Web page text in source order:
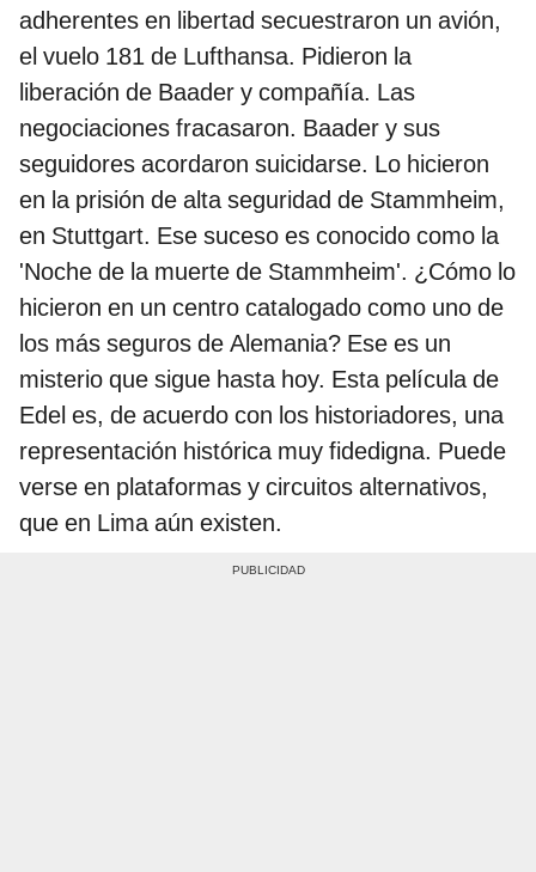
adherentes en libertad secuestraron un avión,
el vuelo 181 de Lufthansa. Pidieron la
liberación de Baader y compañía. Las
negociaciones fracasaron. Baader y sus
seguidores acordaron suicidarse. Lo hicieron
en la prisión de alta seguridad de Stammheim,
en Stuttgart. Ese suceso es conocido como la
'Noche de la muerte de Stammheim'. ¿Cómo lo
hicieron en un centro catalogado como uno de
los más seguros de Alemania? Ese es un
misterio que sigue hasta hoy. Esta película de
Edel es, de acuerdo con los historiadores, una
representación histórica muy fidedigna. Puede
verse en plataformas y circuitos alternativos,
que en Lima aún existen.